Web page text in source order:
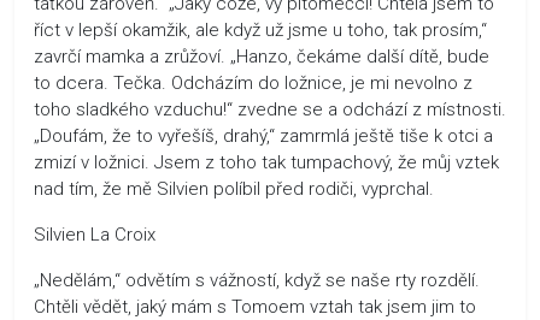
říct v lepší okamžik, ale když už jsme u toho, tak prosím,“
zavrčí mamka a zrůžoví. „Hanzo, čekáme další dítě, bude
to dcera. Tečka. Odcházím do ložnice, je mi nevolno z
toho sladkého vzduchu!“ zvedne se a odchází z místnosti.
„Doufám, že to vyřešíš, drahý,“ zamrmlá ještě tiše k otci a
zmizí v ložnici. Jsem z toho tak tumpachový, že můj vztek
nad tím, že mě Silvien políbil před rodiči, vyprchal.
Silvien La Croix
„Nedělám,“ odvětím s vážností, když se naše rty rozdělí.
Chtěli vědět, jaký mám s Tomoem vztah tak jsem jim to